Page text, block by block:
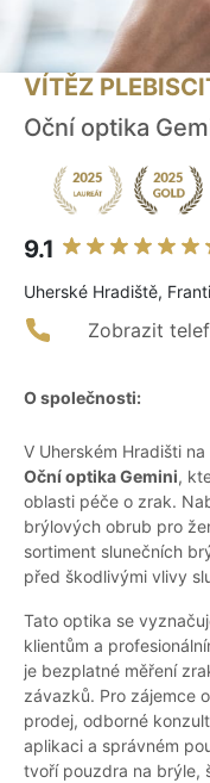
VÍTĚZ
Oční optika
9.1
Uherské Hradiště,
Zobrazit
O společnosti:
V Uherském Hradišti
Oční optika Gemini,
oblasti péče o zrak.
brýlových obrub pro
sortiment slunečních
před škodlivými vlivy
Tato optika se
klientům a
je bezplatné měření
závazků. Pro zájemce
prodej, odborné
aplikaci a správném
tvoří pouzdra na brýle,